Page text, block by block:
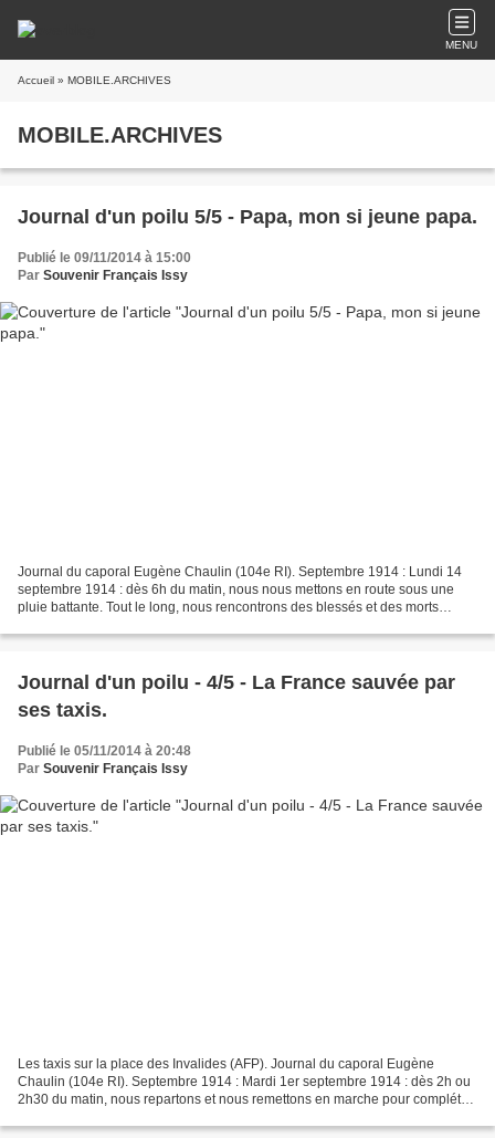
MENU
Accueil » MOBILE.ARCHIVES
MOBILE.ARCHIVES
Journal d'un poilu 5/5 - Papa, mon si jeune papa.
Publié le 09/11/2014 à 15:00
Par Souvenir Français Issy
Journal du caporal Eugène Chaulin (104e RI). Septembre 1914 : Lundi 14
septembre 1914 : dès 6h du matin, nous nous mettons en route sous une
pluie battante. Tout le long, nous rencontrons des blessés et des morts
Journal d'un poilu - 4/5 - La France sauvée par
ses taxis.
Publié le 05/11/2014 à 20:48
Par Souvenir Français Issy
Les taxis sur la place des Invalides (AFP). Journal du caporal Eugène
Chaulin (104e RI). Septembre 1914 : Mardi 1er septembre 1914 : dès 2h ou
2h30 du matin, nous repartons et nous remettons en marche pour compléter